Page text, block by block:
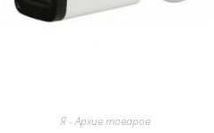
Я - Архив товаров